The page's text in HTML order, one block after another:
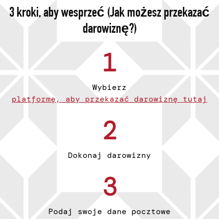
3 kroki, aby wesprzeć (Jak możesz przekazać
darowiznę?)
1
Wybierz
platformę, aby przekazać darowiznę tutaj
2
Dokonaj darowizny
3
Podaj swoje dane pocztowe